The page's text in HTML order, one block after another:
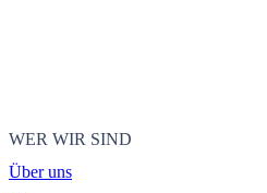
WER WIR SIND
Über uns